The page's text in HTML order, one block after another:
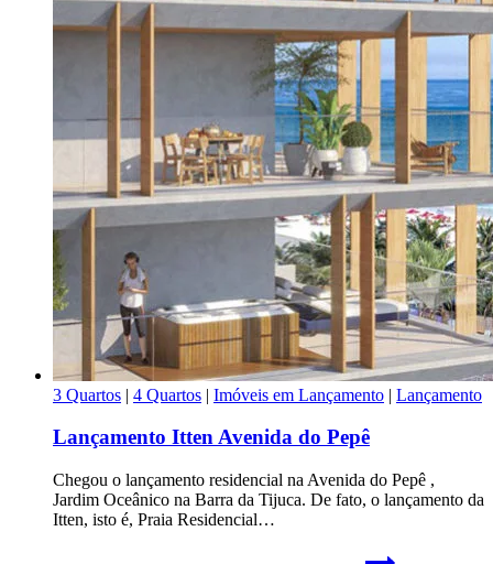
3 Quartos | 4 Quartos | Imóveis em Lançamento | Lançamento
Lançamento Itten Avenida do Pepê
Chegou o lançamento residencial na Avenida do Pepê ,
Jardim Oceânico na Barra da Tijuca. De fato, o lançamento da
Itten, isto é, Praia Residencial…